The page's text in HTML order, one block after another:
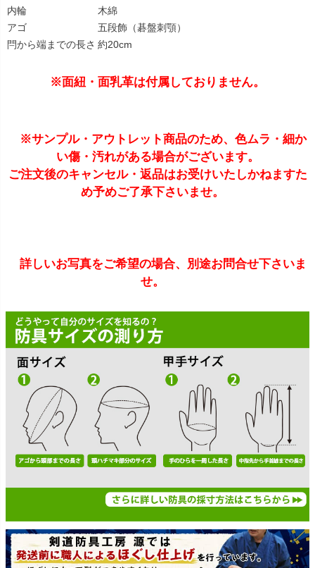
内輪
木綿
アゴ
五段飾（碁盤刺顎）
閂から端までの長さ 約20cm
※面紐・面乳革は付属しておりません。
※サンプル・アウトレット商品のため、色ムラ・細か
い傷・汚れがある場合がございます。
ご注文後のキャンセル・返品はお受けいたしかねますた
め予めご了承下さいませ。
詳しいお写真をご希望の場合、別途お問合せ下さいま
せ。